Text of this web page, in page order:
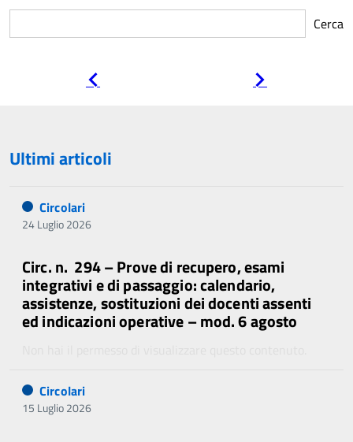
Cerca
Ultimi articoli
Circolari
24 Luglio 2026
Circ. n. 294 – Prove di recupero, esami
integrativi e di passaggio: calendario,
assistenze, sostituzioni dei docenti assenti
ed indicazioni operative – mod. 6 agosto
Circolari
15 Luglio 2026